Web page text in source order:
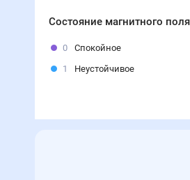
Состояние магнитного поля
0
Спокойное
1
Неустойчивое